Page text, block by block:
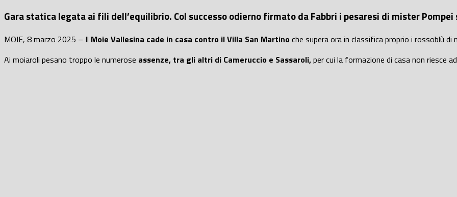
Gara statica legata ai fili dell’equilibrio. Col successo odierno firmato da Fabbri i pesaresi di mister
MOIE, 8 marzo 2025 – Il Moie Vallesina cade in casa contro il Villa San Martinoche supera ora in classifica proprio i rossoblù di
Ai moiaroli pesano troppo le numerose assenze, tra gli altri di Cameruccio e Sassaroli,per cui la formazione di casa non riesce